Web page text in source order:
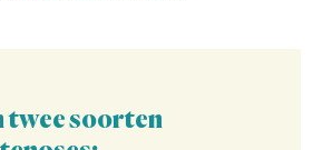
twee soorten